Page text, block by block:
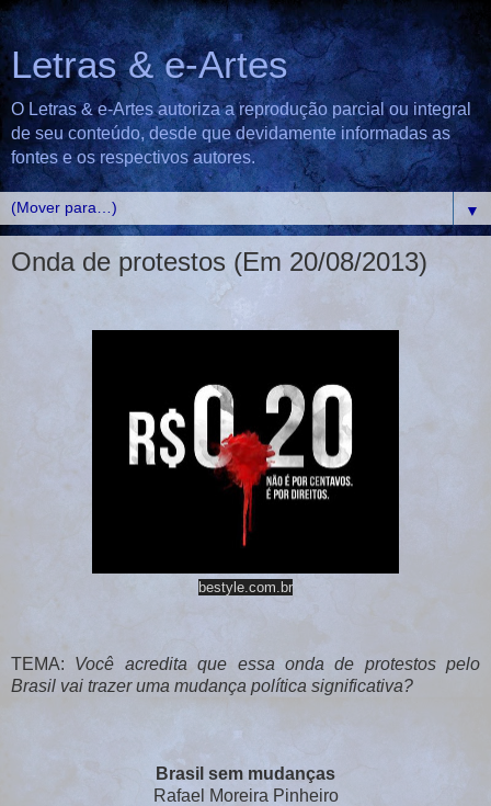
Letras & e-Artes
O Letras & e-Artes autoriza a reprodução parcial ou integral
de seu conteúdo, desde que devidamente informadas as
fontes e os respectivos autores.
▼
Onda de protestos (Em 20/08/2013)
bestyle.com.br
TEMA: Você acredita que essa onda de protestos pelo
Brasil vai trazer uma mudança política significativa?
Brasil sem mudanças
Rafael Moreira Pinheiro